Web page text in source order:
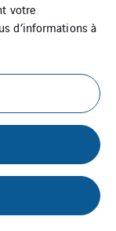
votre
d’informations à